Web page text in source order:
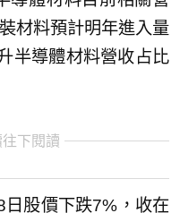
材料預計明年進入量
半導體材料營收占比
下閱讀
股價下跌7%，收在